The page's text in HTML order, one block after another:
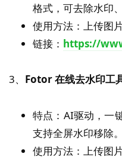
格式，可去除水印
使用方法：上传图
链接： https://
3、 Fotor 在线去水印工
特点：AI驱动，一
支持全屏水印移除。
使用方法：上传图